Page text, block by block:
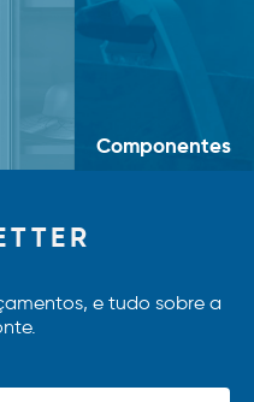
Componentes
e tudo sobre a